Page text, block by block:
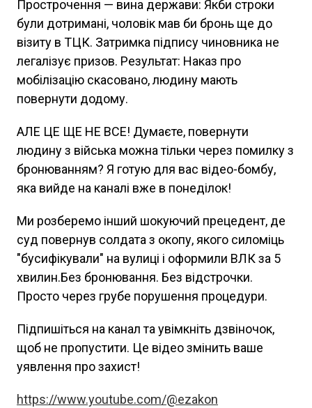
Прострочення — вина держави: Якби строки
були дотримані, чоловік мав би бронь ще до
візиту в ТЦК. Затримка підпису чиновника не
легалізує призов. Результат: Наказ про
мобілізацію скасовано, людину мають
повернути додому.
АЛЕ ЦЕ ЩЕ НЕ ВСЕ! Думаєте, повернути
людину з війська можна тільки через помилку з
бронюванням? Я готую для вас відео-бомбу,
яка вийде на каналі вже в понеділок!
Ми розберемо інший шокуючий прецедент, де
суд повернув солдата з окопу, якого силоміць
"бусифікували" на вулиці і оформили ВЛК за 5
хвилин.Без бронювання. Без відстрочки.
Просто через грубе порушення процедури.
Підпишіться на канал та увімкніть дзвіночок,
щоб не пропустити. Це відео змінить ваше
уявлення про захист!
https://www.youtube.com/@ezakon